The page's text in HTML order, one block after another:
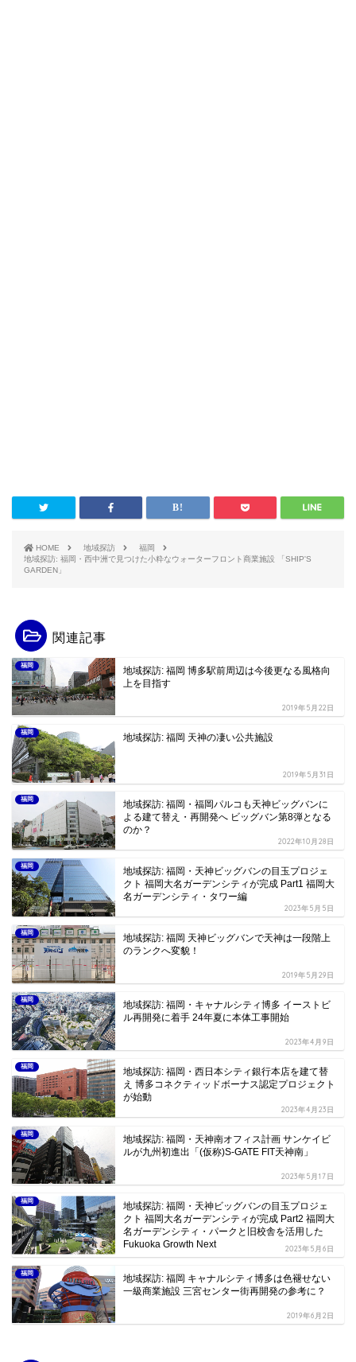
HOME 地域探訪
福岡
地域探訪: 福岡・西中洲で見つけた小粋なウォーターフロント商業施設 「SHIP'S
GARDEN」
関連記事
福岡
地域探訪: 福岡 博多駅前周辺は今後更なる風格向
上を目指す
2019年5月22日
福岡 地域探訪: 福岡 天神の凄い公共施設
2019年5月31日
福岡
地域探訪: 福岡・福岡パルコも天神ビッグバンに
よる建て替え・再開発へ ビッグバン第8弾となる
のか？
2022年10月28日
福岡
地域探訪: 福岡・天神ビッグバンの目玉プロジェ
クト 福岡大名ガーデンシティが完成 Part1 福岡大
名ガーデンシティ・タワー編
2023年5月5日
福岡
地域探訪: 福岡 天神ビッグバンで天神は一段階上
のランクへ変貌！
2019年5月29日
福岡
地域探訪: 福岡・キャナルシティ博多 イーストビ
ル再開発に着手 24年夏に本体工事開始
2023年4月9日
福岡
地域探訪: 福岡・西日本シティ銀行本店を建て替
え 博多コネクティッドボーナス認定プロジェクト
が始動
2023年4月23日
福岡
地域探訪: 福岡・天神南オフィス計画 サンケイビ
ルが九州初進出「(仮称)S-GATE FIT天神南」
2023年5月17日
福岡
地域探訪: 福岡・天神ビッグバンの目玉プロジェ
クト 福岡大名ガーデンシティが完成 Part2 福岡大
名ガーデンシティ・パークと旧校舎を活用した
Fukuoka Growth Next
2023年5月6日
福岡
地域探訪: 福岡 キャナルシティ博多は色褪せない
一級商業施設 三宮センター街再開発の参考に？
2019年6月2日